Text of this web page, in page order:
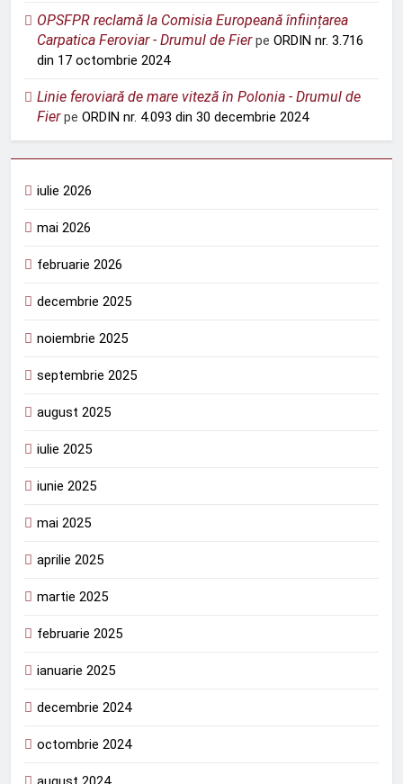
OPSFPR reclamă la Comisia Europeană înființarea
Carpatica Feroviar - Drumul de Fierpe ORDIN nr. 3.716
din 17 octombrie 2024
Linie feroviară de mare viteză în Polonia - Drumul de
Fierpe ORDIN nr. 4.093 din 30 decembrie 2024
iulie 2026
mai 2026
februarie 2026
decembrie 2025
noiembrie 2025
septembrie 2025
august 2025
iulie 2025
iunie 2025
mai 2025
aprilie 2025
martie 2025
februarie 2025
ianuarie 2025
decembrie 2024
octombrie 2024